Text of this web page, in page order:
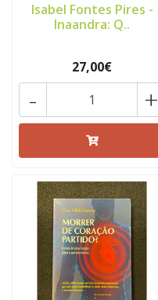
Isabel Fontes Pires -
Inaandra: Q..
27,00€
+
-